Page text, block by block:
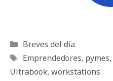
Categorías
Breves del día
Etiquetas
Emprendedores, pymes,
Ultrabook, workstations